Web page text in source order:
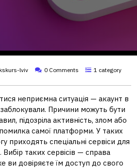
lviv 0 Comments 1 category
неприємна ситуація — акаунт в
Причини можуть бути
підозріла активність, злом або
самої платформи. У таких
приходять спеціальні сервіси для
таких сервісів — справа
ви довіряєте їм доступ до свого